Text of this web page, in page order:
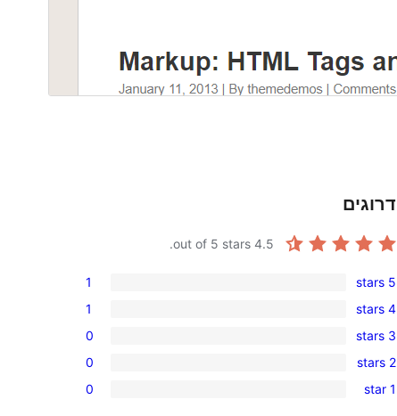
דרוגים
4.5
1
5-
star
review
5 stars
1
1
4-
star
review
4 stars
1
0
3-
star
3 stars
0
0
2 stars
0
0
1 star
0